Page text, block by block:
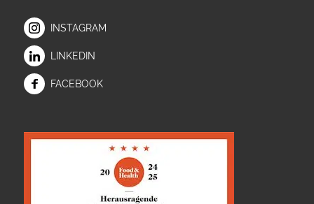
INSTAGRAM
LINKEDIN
FACEBOOK